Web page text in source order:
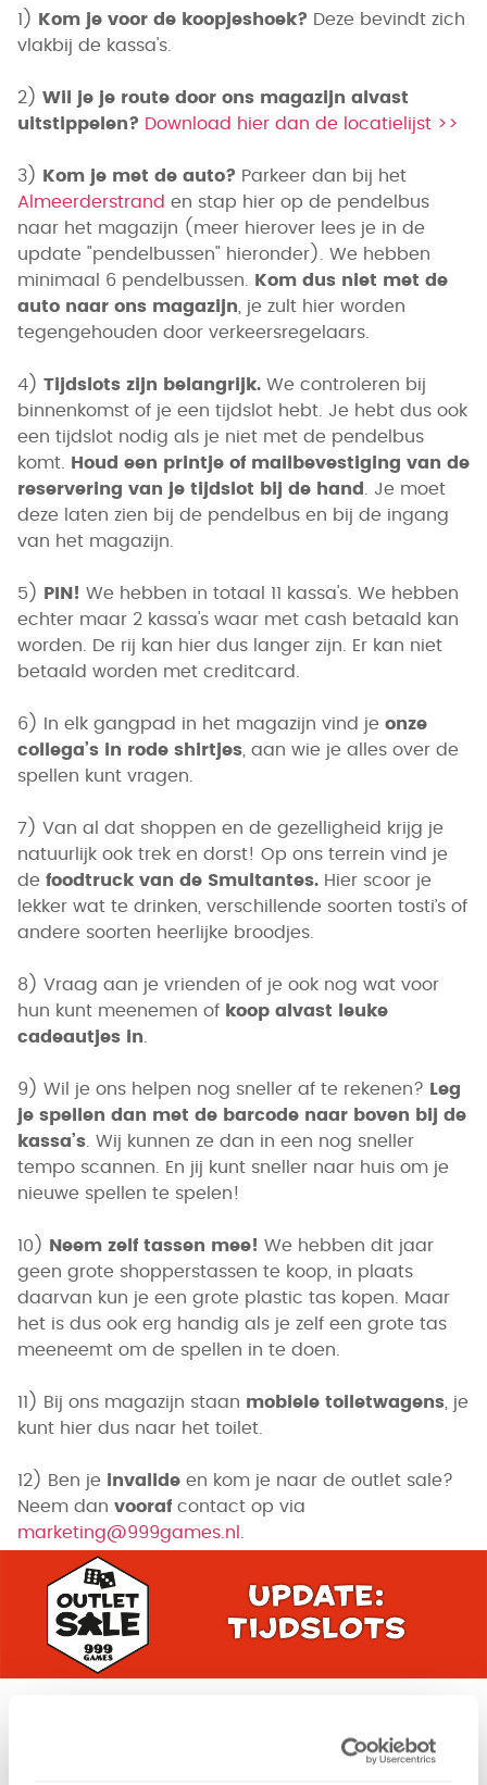
1) Kom je voor de koopjeshoek? Deze bevindt zich
vlakbij de kassa's.
2) Wil je je route door ons magazijn alvast
uitstippelen? Download hier dan de locatielijst >>
3) Kom je met de auto? Parkeer dan bij het
Almeerderstrand en stap hier op de pendelbus
naar het magazijn (meer hierover lees je in de
update "pendelbussen" hieronder). We hebben
minimaal 6 pendelbussen.
Kom dus niet met de
auto naar ons magazijn , je zult hier worden
tegengehouden door verkeersregelaars.
4) Tijdslots zijn belangrijk. We controleren bij
binnenkomst of je een tijdslot hebt. Je hebt dus ook
een tijdslot nodig als je niet met de pendelbus
komt.
Houd een printje of mailbevestiging van de
reservering van je tijdslot bij de hand
. Je moet
deze laten zien bij de pendelbus en bij de ingang
van het magazijn.
5) PIN! We hebben in totaal 11 kassa's. We hebben
echter maar 2 kassa's waar met cash betaald kan
worden. De rij kan hier dus langer zijn. Er kan niet
betaald worden met creditcard.
6) In elk gangpad in het magazijn vind je onze
collega’s in rode shirtjes , aan wie je alles over de
spellen kunt vragen.
7) Van al dat shoppen en de gezelligheid krijg je
natuurlijk ook trek en dorst! Op ons terrein vind je
de foodtruck van de Smultantes. Hier scoor je
lekker wat te drinken, verschillende soorten tosti’s of
andere soorten heerlijke broodjes.
8) Vraag aan je vrienden of je ook nog wat voor
hun kunt meenemen of koop alvast leuke
cadeautjes in
9) Wil je ons helpen nog sneller af te rekenen?
Leg
je spellen dan met de barcode naar boven bij de
kassa’s . Wij kunnen ze dan in een nog sneller
tempo scannen. En jij kunt sneller naar huis om je
nieuwe spellen te spelen!
10) Neem zelf tassen mee! We hebben dit jaar
geen grote shopperstassen te koop, in plaats
daarvan kun je een grote plastic tas kopen. Maar
het is dus ook erg handig als je zelf een grote tas
meeneemt om de spellen in te doen.
11) Bij ons magazijn staan mobiele toiletwagens , je
kunt hier dus naar het toilet.
12) Ben je invalide en kom je naar de outlet sale?
Neem dan vooraf contact op via
marketing@999games.nl
Vanwege de grote belangstelling voor de vorige